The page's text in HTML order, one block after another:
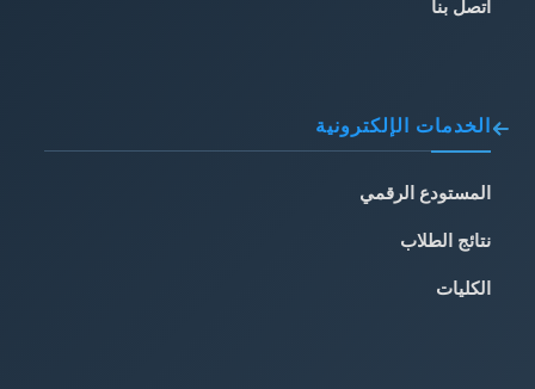
اتصل بنا
الخدمات الإلكترونية
المستودع الرقمي
نتائج الطلاب
الكليات